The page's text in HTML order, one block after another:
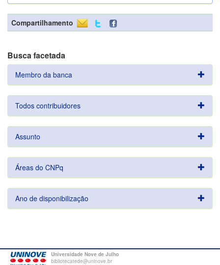
Compartilhamento
Busca facetada
Membro da banca
Todos contribuidores
Assunto
Áreas do CNPq
Ano de disponibilização
Universidade Nove de Julho
bibliotecatede@uninove.br